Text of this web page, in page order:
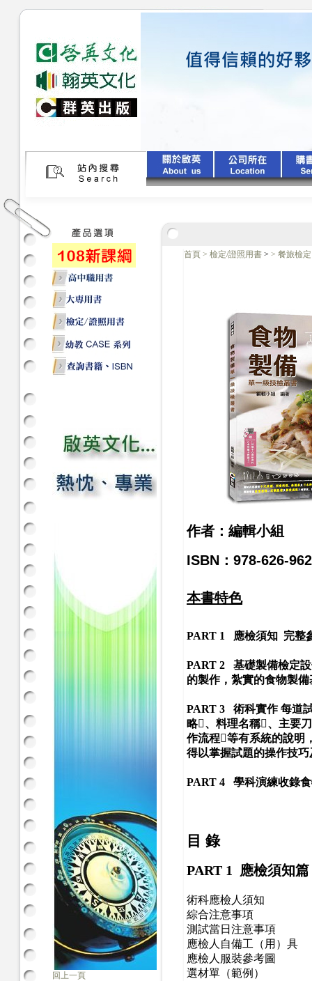
回上一頁
首頁 > 檢定/證照用書 > > 餐旅檢定
作者：編輯小組
ISBN：978-626-
本書特色
PART 1 應檢須知 完整
PART 2 基礎製備檢定
的製作，紮實的食物製
PART 3 術科實作 每道
略、料理名稱、主要
作流程等有系統的說明
得以掌握試題的操作技
PART 4 學科演練收錄
目 錄
PART 1 應檢須知篇
術科應檢人須知
綜合注意事項
測試當日注意事項
應檢人自備工（用）具
應檢人服裝參考圖
選材單（範例）